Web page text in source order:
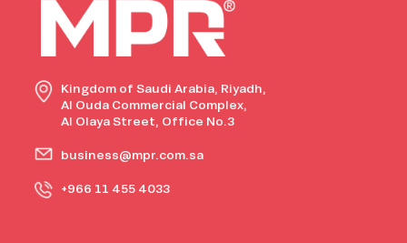
Kingdom of Saudi Arabia, Riyadh,
Al Ouda Commercial Complex,
Al Olaya Street, Office No.3
business@mpr.com.sa
+966 11 455 4033